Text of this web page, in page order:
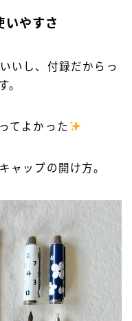
いやすさ
いし、付録だからっ
。
てよかった
ャップの開け方。